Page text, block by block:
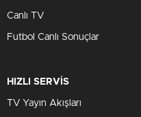
Canlı TV
Futbol Canlı Sonuçlar
HIZLI SERVİS
TV Yayın Akışları